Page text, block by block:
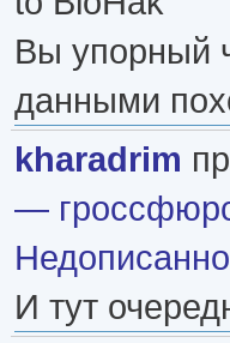
Вы упорный
данными
kharadrim
—
И тут